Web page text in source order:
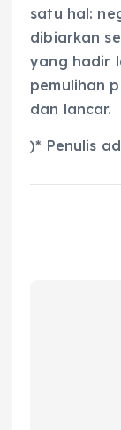
satu hal:
dibiarkan
yang hadir
pemulihan
dan lancar.
)* Penulis